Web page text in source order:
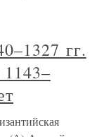
гг.
1143–